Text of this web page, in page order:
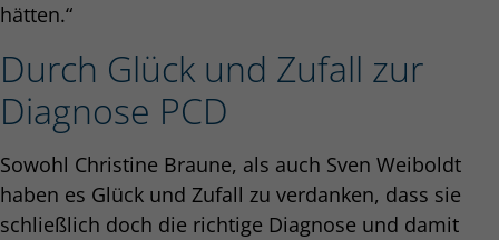
hätten.“
Durch Glück und Zufall zur
Diagnose PCD
Sowohl Christine Braune, als auch Sven Weiboldt
haben es Glück und Zufall zu verdanken, dass sie
schließlich doch die richtige Diagnose und damit